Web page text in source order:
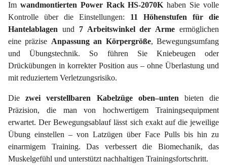
Im wandmontierten Power Rack HS-2070K haben Sie volle
Kontrolle über die Einstellungen: 11 Höhenstufen für die
Hantelablagen und 7 Arbeitswinkel der Arme ermöglichen
eine präzise Anpassung an Körpergröße, Bewegungsumfang
und Übungstechnik. So führen Sie Kniebeugen oder
Drückübungen in korrekter Position aus – ohne Überlastung und
mit reduziertem Verletzungsrisiko.
Diezwei verstellbaren Kabelzüge oben–unten bieten die
Präzision, die man von hochwertigem Trainingsequipment
erwartet. Der Bewegungsablauf lässt sich exakt auf die jeweilige
Übung einstellen – von Latzügen über Face Pulls bis hin zu
einarmigem Training. Das verbessert die Biomechanik, das
Muskelgefühl und unterstützt nachhaltigen Trainingsfortschritt.